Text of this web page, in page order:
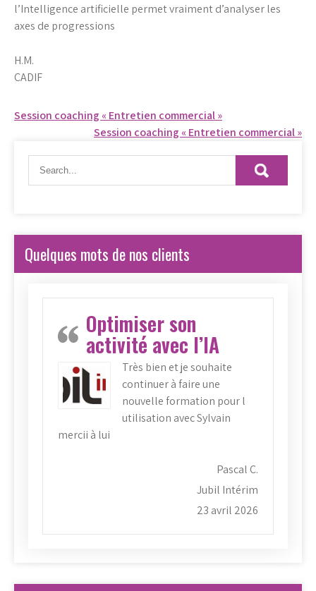
l’Intelligence artificielle permet vraiment d’analyser les
axes de progressions
H.M.
CADIF
Navigation
l’article
Session coaching « Entretien commercial »
Session coaching « Entretien commercial »
Quelques mots de nos clients
Optimiser son
activité avec l’IA
Très bien et je souhaite
continuer à faire une
nouvelle formation pour l
utilisation avec Sylvain
mercii à lui
Pascal C.
Jubil Intérim
23 avril 2026